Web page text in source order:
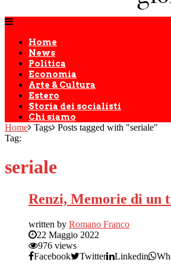
Home
News
Politica
Economia
Arte & Cultura
Estero
Storia dei socialisti
Chi siamo
Home Tags Posts tagged with "seriale"
Tag:
seriale
Renzi, Memorie di un
written by Romano Franco
22 Maggio 2022
976 views
Facebook
Twitter Linkedin